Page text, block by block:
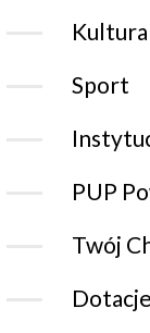
Kultura
Sport
PUP
Twój